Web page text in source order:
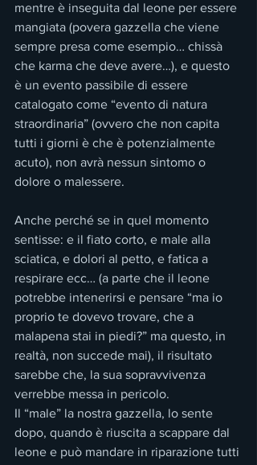
mentre è inseguita dal leone per essere
mangiata (povera gazzella che viene
sempre presa come esempio… chissà
che karma che deve avere…), e questo
è un evento passibile di essere
catalogato come “evento di natura
straordinaria” (ovvero che non capita
tutti i giorni è che è potenzialmente
acuto), non avrà nessun sintomo o
dolore o malessere.
Anche perché se in quel momento
sentisse: e il fiato corto, e male alla
sciatica, e dolori al petto, e fatica a
respirare ecc… (a parte che il leone
potrebbe intenerirsi e pensare “ma io
proprio te dovevo trovare, che a
malapena stai in piedi?” ma questo, in
realtà, non succede mai), il risultato
sarebbe che, la sua sopravvivenza
verrebbe messa in pericolo.
Il “male” la nostra gazzella, lo sente
dopo, quando è riuscita a scappare dal
leone e può mandare in riparazione tutti